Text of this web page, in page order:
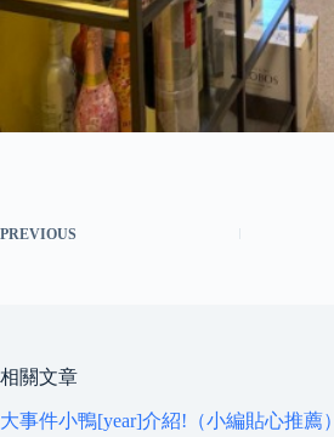
PREVIOUS
相關文章
大事件小鴨[year]介紹!（小編貼心推薦）